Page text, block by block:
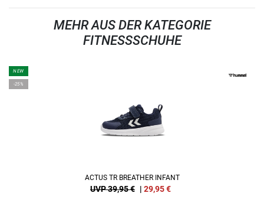
MEHR AUS DER KATEGORIE
FITNESSSCHUHE
NEW
-25%
ACTUS TR BREATHER INFANT
UVP 39,95 € | 29,95€